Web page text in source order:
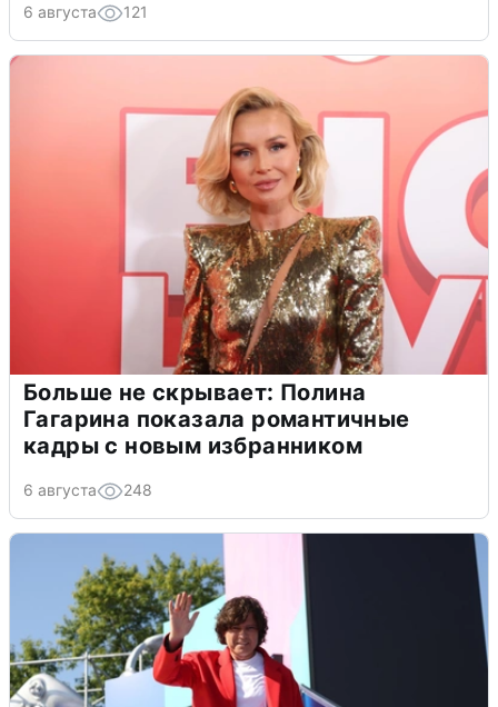
6 августа 121
Больше не скрывает: Полина
Гагарина показала романтичные
кадры с новым избранником
6 августа 248